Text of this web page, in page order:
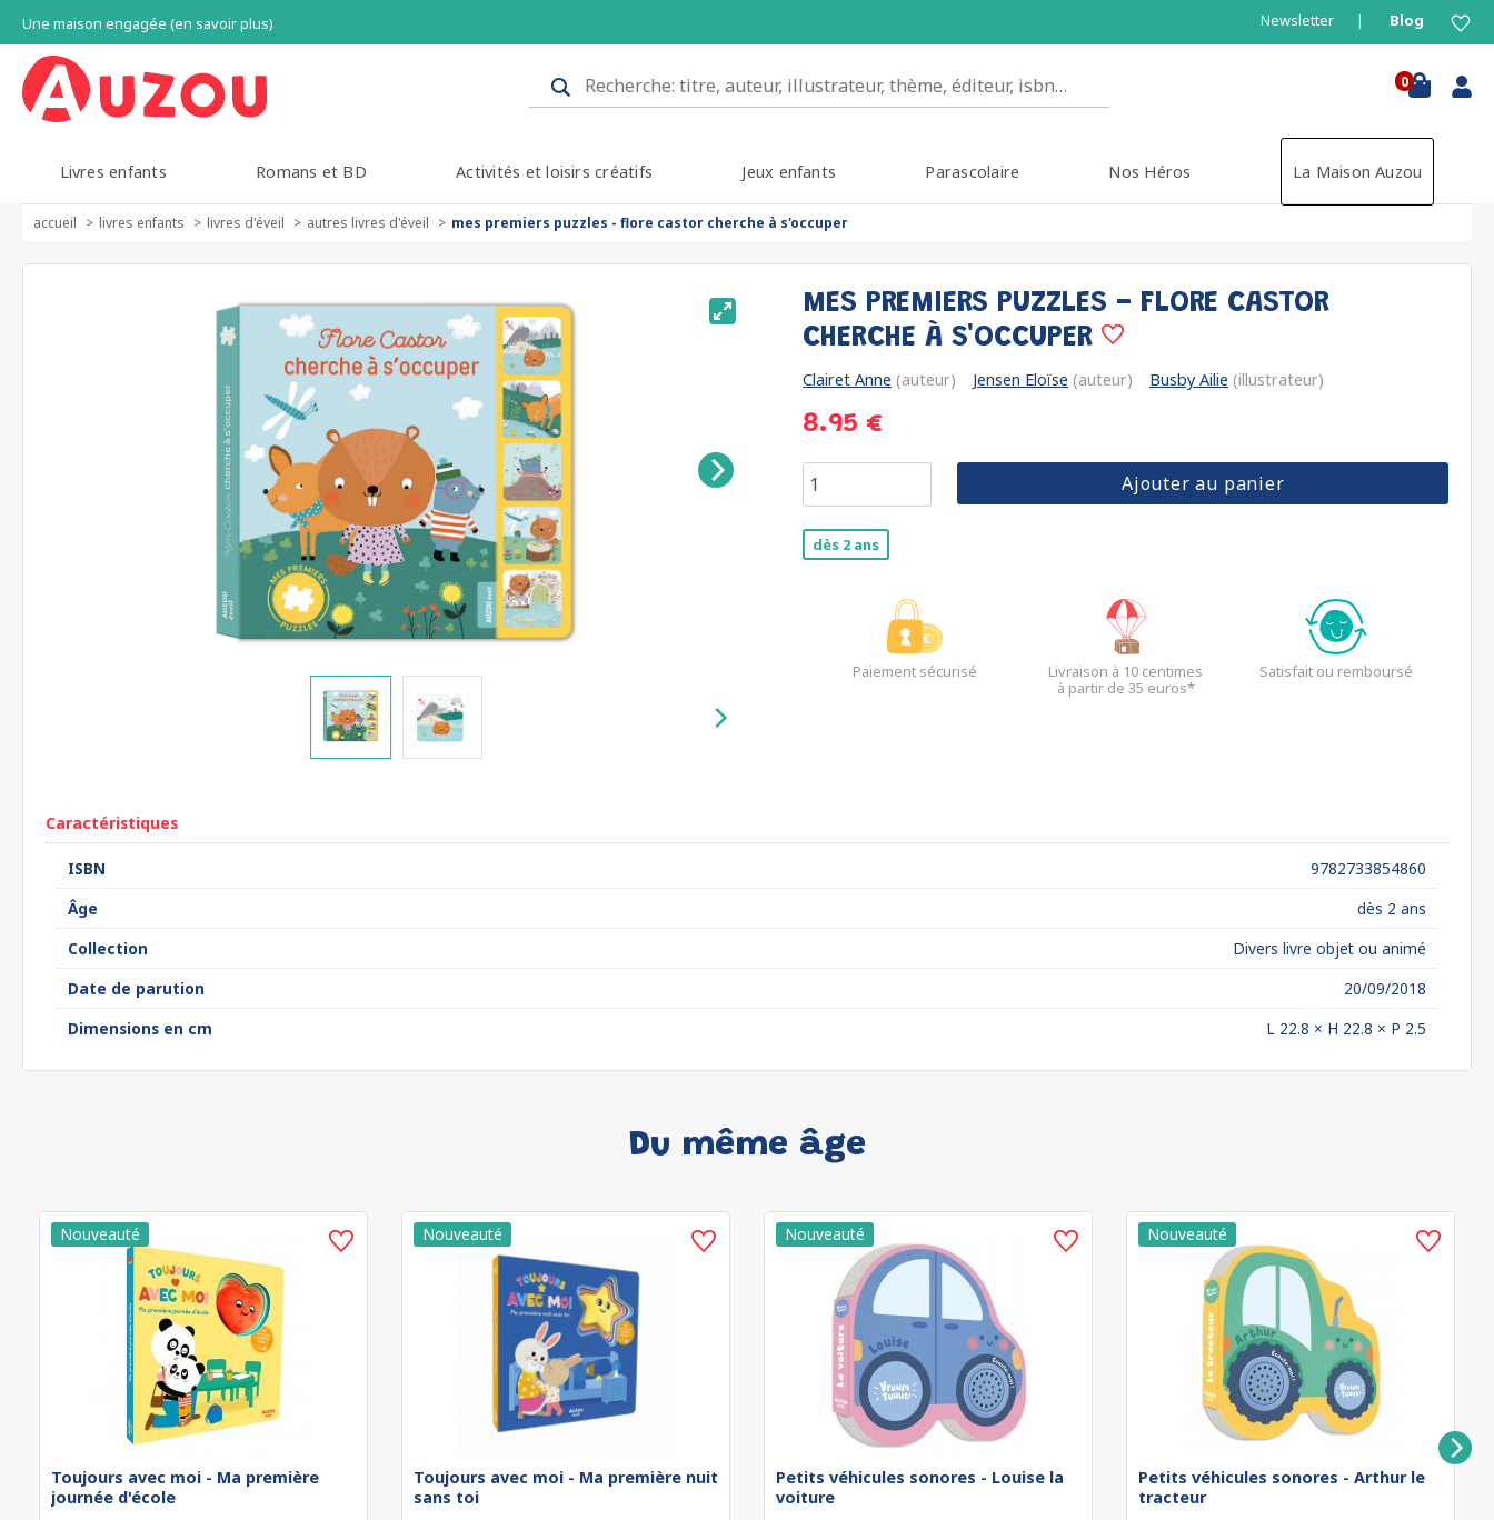
Une maison engagée (en savoir plus) Newsletter Blog
0
Livres enfants Romans et BD Activités et loisirs créatifs Jeux enfants Parascolaire Nos Héros La Maison Auzou
accueil livres enfants livres d'éveil autres livres d'éveil mes premiers puzzles - flore castor cherche à s'occuper
MES PREMIERS PUZZLES - FLORE CASTOR
CHERCHE À S'OCCUPER
Clairet Anne (auteur) Jensen Eloïse (auteur) Busby Ailie (illustrateur)
8.95 €
Ajouter au panier
dès 2 ans
Paiement sécurisé
Livraison à 10 centimes
à partir de 35 euros*
Satisfait ou remboursé
Caractéristiques
ISBN
9782733854860
Âge
dès 2 ans
Collection
Divers livre objet ou animé
Date de parution
20/09/2018
Dimensions en cm
L 22.8 × H 22.8 × P 2.5
Du même âge
Toujours avec moi - Ma première
journée d'école
Toujours avec moi - Ma première nuit
sans toi
Petits véhicules sonores - Louise la
voiture
Petits véhicules sonores - Arthur le
tracteur